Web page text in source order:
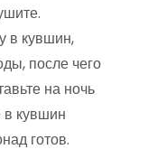
в кувшин,
после чего
на ночь
в кувшин
готов.